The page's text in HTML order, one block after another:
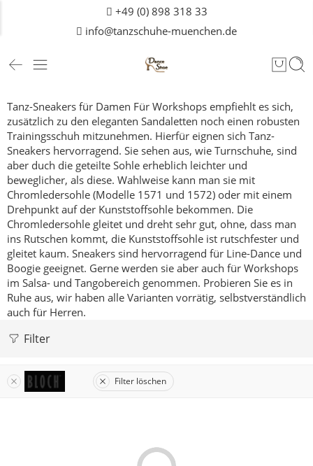
+49 (0) 898 318 33
info@tanzschuhe-muenchen.de
Tanz-Sneakers für Damen Für Workshops empfiehlt es sich,
zusätzlich zu den eleganten Sandaletten noch einen robusten
Trainingsschuh mitzunehmen. Hierfür eignen sich Tanz-
Sneakers hervorragend. Sie sehen aus, wie Turnschuhe, sind
aber duch die geteilte Sohle erheblich leichter und
beweglicher, als diese. Wahlweise kann man sie mit
Chromledersohle (Modelle 1571 und 1572) oder mit einem
Drehpunkt auf der Kunststoffsohle bekommen. Die
Chromledersohle gleitet und dreht sehr gut, ohne, dass man
ins Rutschen kommt, die Kunststoffsohle ist rutschfester und
gleitet kaum. Sneakers sind hervorragend für Line-Dance und
Boogie geeignet. Gerne werden sie aber auch für Workshops
im Salsa- und Tangobereich genommen. Probieren Sie es in
Ruhe aus, wir haben alle Varianten vorrätig, selbstverständlich
auch für Herren.
Filter
Filter löschen